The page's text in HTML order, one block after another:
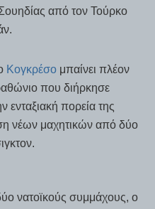
από τον Τούρκο
Κογκρέσο μπαίνει πλέον
που διήρκησε
ενταξιακή πορεία της
νέων μαχητικών από δύο
νατοϊκούς συμμάχους, ο